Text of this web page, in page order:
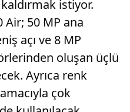
istiyor.
Air; 50 MP ana
açı ve 8 MP
oluşan üçlü
Ayrıca renk
çok